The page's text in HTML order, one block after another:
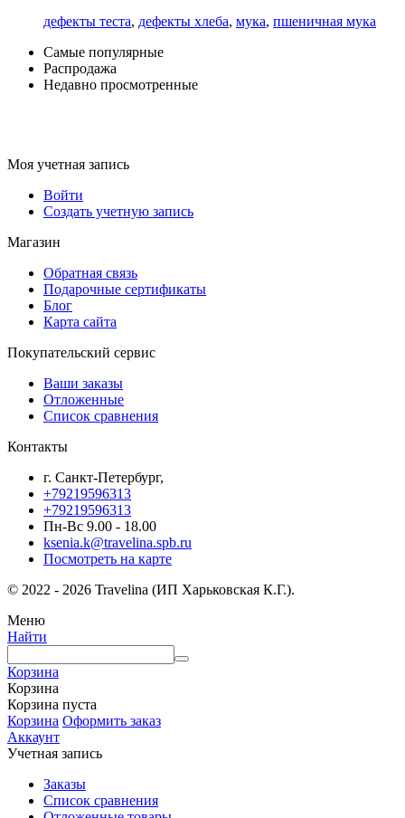
дефекты теста, дефекты хлеба, мука, пшеничная мука
Самые популярные
Распродажа
Недавно просмотренные
Моя учетная запись
Войти
Создать учетную запись
Магазин
Обратная связь
Подарочные сертификаты
Блог
Карта сайта
Покупательский сервис
Ваши заказы
Отложенные
Список сравнения
Контакты
г. Санкт-Петербург,
+79219596313
+79219596313
Пн-Вс 9.00 - 18.00
ksenia.k@travelina.spb.ru
Посмотреть на карте
© 2022 - 2026 Travelina (ИП Харьковская К.Г.).
Меню
Найти
Корзина
Корзина
Корзина пуста
Корзина Оформить заказ
Аккаунт
Учетная запись
Заказы
Список сравнения